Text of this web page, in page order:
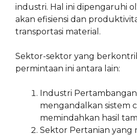
industri. Hal ini dipengaruhi
akan efisiensi dan
transportasi material.
Sektor-sektor yang
permintaan ini antara lain:
Industri
mengandalkan sistem
memindahkan hasil
Sektor Pertanian yang